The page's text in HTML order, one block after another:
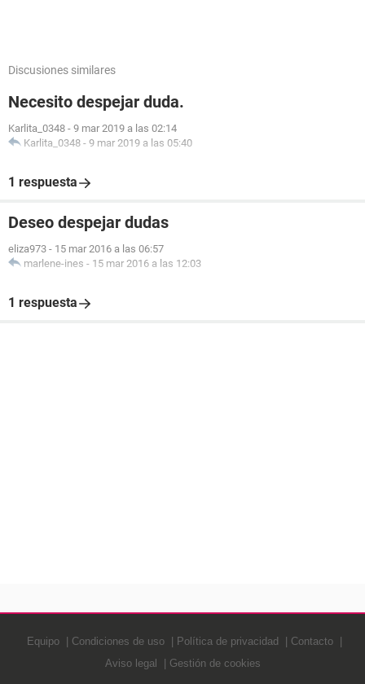
Discusiones similares
Necesito despejar duda.
Karlita_0348 - 9 mar 2019 a las 02:14
Karlita_0348 - 9 mar 2019 a las 05:40
1 respuesta
Deseo despejar dudas
eliza973 - 15 mar 2016 a las 06:57
marlene-ines - 15 mar 2016 a las 12:03
1 respuesta
Equipo Condiciones de uso Política de privacidad
Contacto
Aviso legal
Gestión de cookies